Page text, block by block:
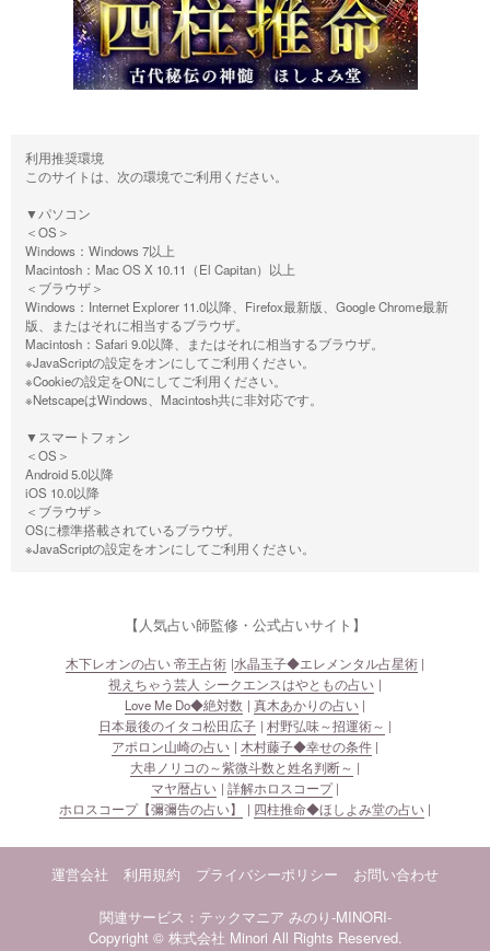
利用推奨環境
このサイトは、次の環境でご利用ください。
▼パソコン
＜OS＞
Windows：Windows 7以上
Macintosh：Mac OS X 10.11（El Capitan）以上
＜ブラウザ＞
Windows：Internet Explorer 11.0以降、Firefox最新版、Google Chrome最新
版、またはそれに相当するブラウザ。
Macintosh：Safari 9.0以降、またはそれに相当するブラウザ。
※JavaScriptの設定をオンにしてご利用ください。
※Cookieの設定をONにしてご利用ください。
※NetscapeはWindows、Macintosh共に非対応です。
▼スマートフォン
＜OS＞
Android 5.0以降
iOS 10.0以降
＜ブラウザ＞
OSに標準搭載されているブラウザ。
※JavaScriptの設定をオンにしてご利用ください。
【人気占い師監修・公式占いサイト】
木下レオンの占い 帝王占術 水晶玉子◆エレメンタル占星術
視えちゃう芸人 シークエンスはやともの占い
Love Me Do◆絶対数
真木あかりの占い
日本最後のイタコ松田広子
村野弘味～招運術～
アポロン山崎の占い
木村藤子◆幸せの条件
大串ノリコの～紫微斗数と姓名判断～
マヤ暦占い
詳解ホロスコープ
ホロスコープ【彌彌告の占い】
四柱推命◆ほしよみ堂の占い
運営会社 利用規約 プライバシーポリシー お問い合わせ
関連サービス：テックマニア みのり-MINORI-
Copyright © 株式会社 Minori All Rights Reserved.